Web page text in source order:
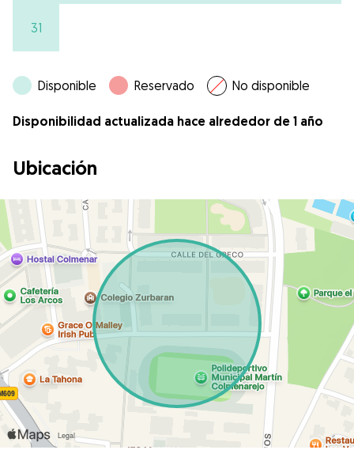
31
Disponible Reservado No disponible
Disponibilidad actualizada hace alrededor de 1 año
Ubicación